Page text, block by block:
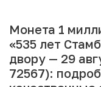
Монета 1
«535 лет
двору — 29
72567):